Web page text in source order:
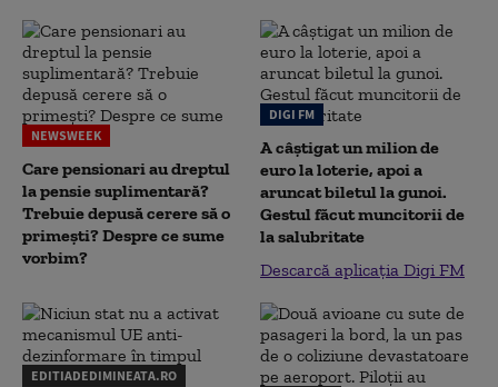
NEWSWEEK
Care pensionari au dreptul
la pensie suplimentară?
Trebuie depusă cerere să o
primești? Despre ce sume
vorbim?
DIGI FM
A câștigat un milion de
euro la loterie, apoi a
aruncat biletul la gunoi.
Gestul făcut muncitorii de
la salubritate
Descarcă aplicația Digi FM
EDITIADEDIMINEATA.RO